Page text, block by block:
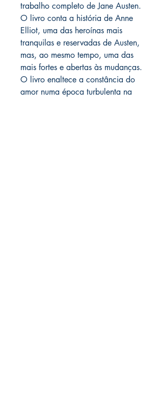
trabalho completo de Jane Austen.
O livro conta a história de Anne
Elliot, uma das heroínas mais
tranquilas e reservadas de Austen,
mas, ao mesmo tempo, uma das
mais fortes e abertas às mudanças.
O livro enaltece a constância do
amor numa época turbulenta na